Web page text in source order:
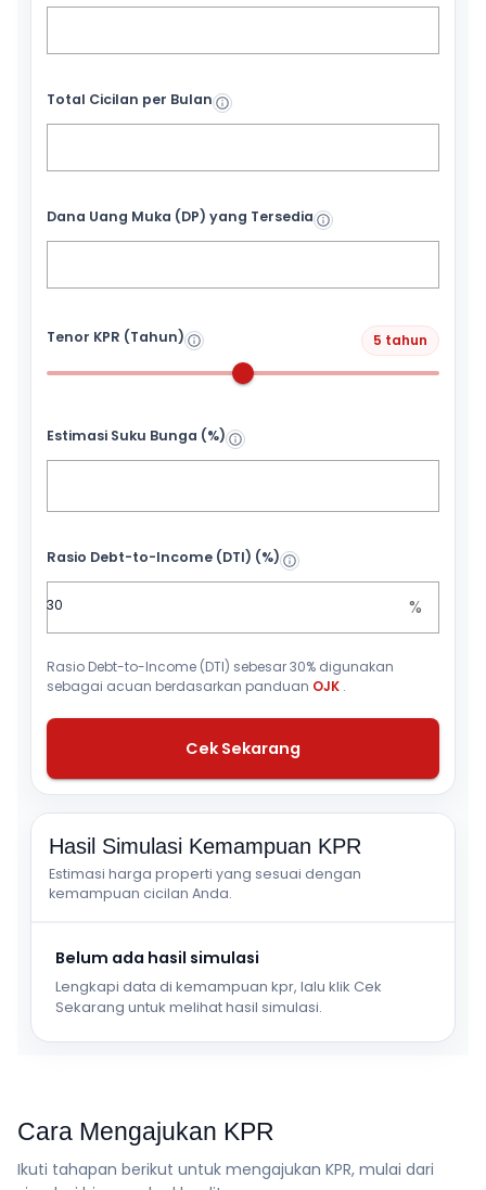
Total Cicilan per Bulan
Dana Uang Muka (DP) yang Tersedia
Tenor KPR (Tahun) 5 tahun
Estimasi Suku Bunga (%)
Rasio Debt-to-Income (DTI) (%)
%
Rasio Debt-to-Income (DTI) sebesar 30% digunakan
sebagai acuan berdasarkan panduan OJK .
Cek Sekarang
Hasil Simulasi Kemampuan KPR
Estimasi harga properti yang sesuai dengan
kemampuan cicilan Anda.
Belum ada hasil simulasi
Lengkapi data di kemampuan kpr, lalu klik Cek
Sekarang untuk melihat hasil simulasi.
Cara Mengajukan KPR
Ikuti tahapan berikut untuk mengajukan KPR, mulai dari